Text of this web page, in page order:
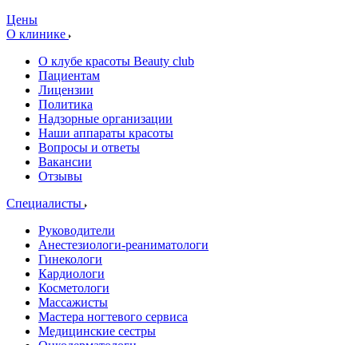
Цены
О клинике
О клубе красоты Beauty club
Пациентам
Лицензии
Политика
Надзорные организации
Наши аппараты красоты
Вопросы и ответы
Вакансии
Отзывы
Специалисты
Руководители
Анестезиологи-реаниматологи
Гинекологи
Кардиологи
Косметологи
Массажисты
Мастера ногтевого сервиса
Медицинские сестры